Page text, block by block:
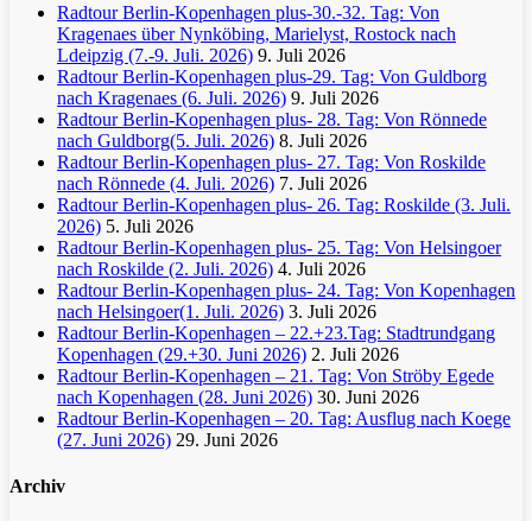
Radtour Berlin-Kopenhagen plus-30.-32. Tag: Von
Kragenaes über Nynköbing, Marielyst, Rostock nach
Ldeipzig (7.-9. Juli. 2026) 9. Juli 2026
Radtour Berlin-Kopenhagen plus-29. Tag: Von Guldborg
nach Kragenaes (6. Juli. 2026) 9. Juli 2026
Radtour Berlin-Kopenhagen plus- 28. Tag: Von Rönnede
nach Guldborg(5. Juli. 2026) 8. Juli 2026
Radtour Berlin-Kopenhagen plus- 27. Tag: Von Roskilde
nach Rönnede (4. Juli. 2026) 7. Juli 2026
Radtour Berlin-Kopenhagen plus- 26. Tag: Roskilde (3. Juli.
2026) 5. Juli 2026
Radtour Berlin-Kopenhagen plus- 25. Tag: Von Helsingoer
nach Roskilde (2. Juli. 2026) 4. Juli 2026
Radtour Berlin-Kopenhagen plus- 24. Tag: Von Kopenhagen
nach Helsingoer(1. Juli. 2026) 3. Juli 2026
Radtour Berlin-Kopenhagen – 22.+23.Tag: Stadtrundgang
Kopenhagen (29.+30. Juni 2026) 2. Juli 2026
Radtour Berlin-Kopenhagen – 21. Tag: Von Ströby Egede
nach Kopenhagen (28. Juni 2026) 30. Juni 2026
Radtour Berlin-Kopenhagen – 20. Tag: Ausflug nach Koege
(27. Juni 2026) 29. Juni 2026
Archiv